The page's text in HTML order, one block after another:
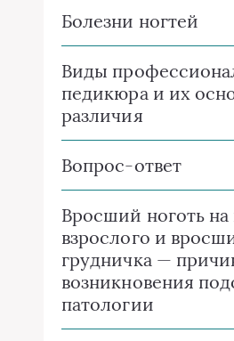
Болезни ногтей
Виды
педикюра и их
различия
Вопрос-ответ
Вросший ноготь на
взрослого и
грудничка —
возникновения
патологии